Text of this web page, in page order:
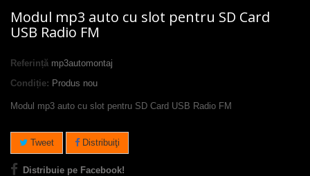
Modul mp3 auto cu slot pentru SD Card
USB Radio FM
Referință mp3automontaj
Condiție: Produs nou
Modul mp3 auto cu slot pentru SD Card USB Radio FM
Tweet Distribuiţi
Distribuie pe Facebook!